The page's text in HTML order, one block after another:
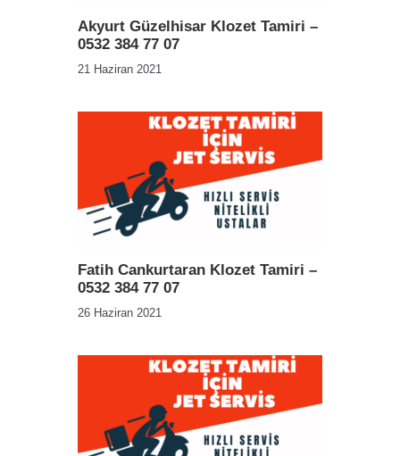
Akyurt Güzelhisar Klozet Tamiri –
0532 384 77 07
21 Haziran 2021
Fatih Cankurtaran Klozet Tamiri –
0532 384 77 07
26 Haziran 2021